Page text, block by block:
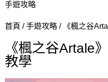
手遊攻略
首頁 手遊攻略 《楓之谷
《楓之谷Artale
教學